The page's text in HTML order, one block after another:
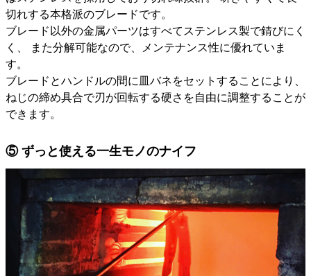
切れする本格派のブレードです。
ブレード以外の金属パーツはすべてステンレス製で錆びにく
く、 また分解可能なので、メンテナンス性に優れていま
す。
ブレードとハンドルの間に皿バネをセットすることにより、
ねじの締め具合で刃が回転する硬さを自由に調整することが
できます。
⑤ ずっと使える一生モノのナイフ